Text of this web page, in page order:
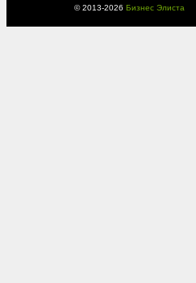
© 2013-2026 Бизнес Элиста